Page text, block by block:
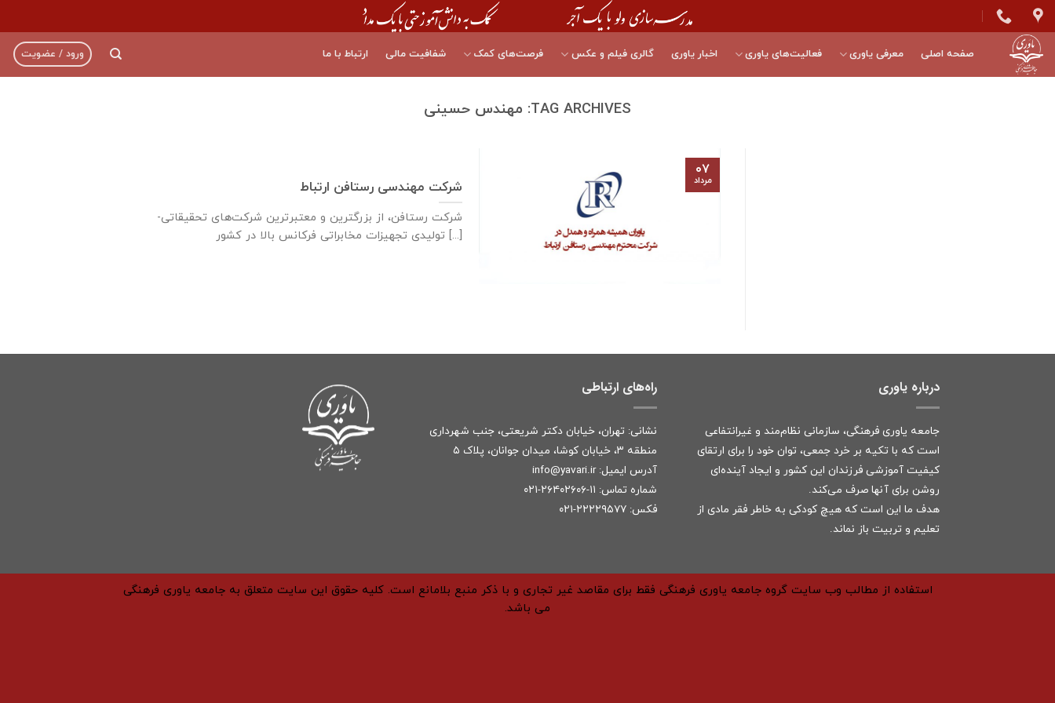
Skip
to
content
صفحه اصلی معرفی یاوری فعالیت‌های یاوری اخبار یاوری گالری فیلم و عکس فرصت‌های کمک شفافیت مالی ارتباط با ما ورود / عضویت
TAG ARCHIVES: مهندس حسینی
شرکت مهندسی رستافن ارتباط
شرکت رستافن، از بزرگترين و معتبرترين شركت‌های تحقیقاتی-
توليدی تجهيزات مخابراتی فركانس بالا در كشور [...]
۰۷
مرداد
درباره یاوری
جامعه یاوری فرهنگی، سازمانی نظام‌مند و غیرانتفاعی
است که با تکیه بر خرد جمعی، توان خود را برای ارتقای
کیفیت آموزشی فرزندان این کشور و ایجاد آینده‌ای
روشن برای آنها صرف می‌کند.
هدف ما این است که هیچ کودکی به خاطر فقر مادی از
تعلیم و تربیت باز نماند.
راه‌های ارتباطی
نشانی: تهران، خیابان دکتر شریعتی، جنب شهرداری
منطقه ۳، خیابان کوشا، میدان جوانان، پلاک ۵
آدرس ایمیل: info@yavari.ir
شماره تماس: ۱۱-۲۶۴۰۲۶۰۶-۰۲۱
فکس: ۲۲۲۲۹۵۷۷-۰۲۱
استفاده از مطالب وب سایت گروه جامعه یاوری فرهنگی فقط برای مقاصد غیر تجاری و با ذکر منبع بلامانع است. کلیه حقوق این سایت متعلق به جامعه یاوری فرهنگی
می باشد.